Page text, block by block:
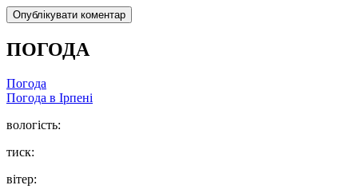
ПОГОДА
Погода
Погода в Ірпені
вологість:
тиск:
вітер: